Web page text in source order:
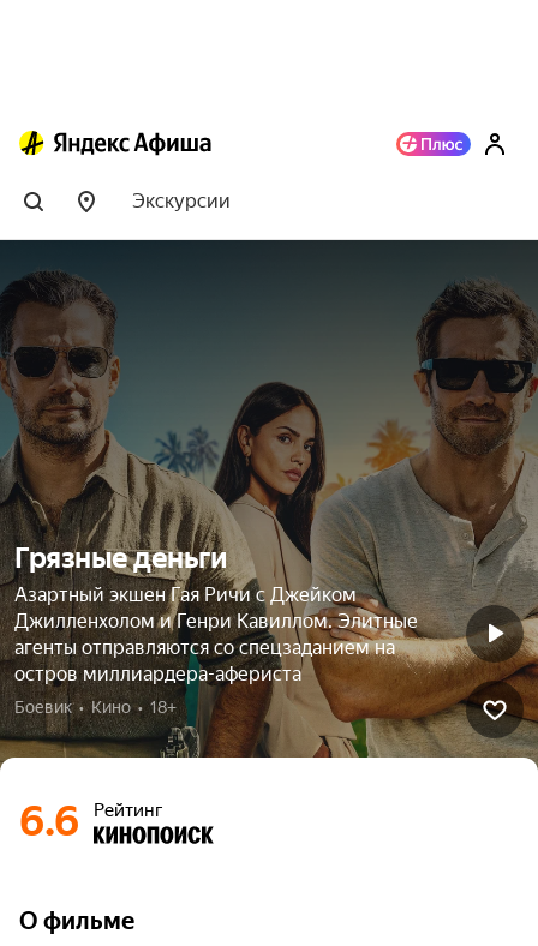
Экскурсии
Грязные деньги
Азартный экшен Гая Ричи с Джейком
Джилленхолом и Генри Кавиллом. Элитные
агенты отправляются со спецзаданием на
остров миллиардера-афериста
Боевик  •  Кино  •  18+
6.6 Рейтинг
О фильме